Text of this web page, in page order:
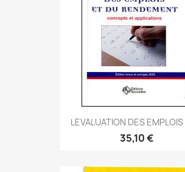
LEVALUATION DES
35,10 €